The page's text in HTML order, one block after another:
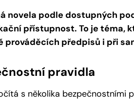
novela podle dostupných
přístupnost. To je téma,
prováděcích předpisů i při
pravidla
s několika bezpečnostními